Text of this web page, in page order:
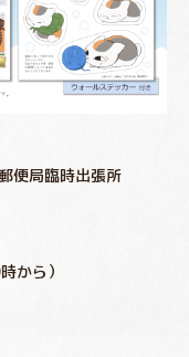
局臨時出張所
から）